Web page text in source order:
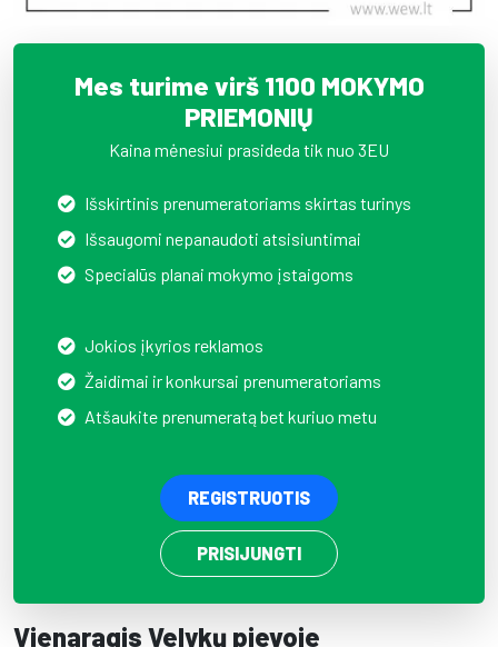
Mes turime virš 1100 MOKYMO
PRIEMONIŲ
Kaina mėnesiui prasideda tik nuo 3EU
Išskirtinis prenumeratoriams skirtas turinys
Išsaugomi nepanaudoti atsisiuntimai
Specialūs planai mokymo įstaigoms
Jokios įkyrios reklamos
Žaidimai ir konkursai prenumeratoriams
Atšaukite prenumeratą bet kuriuo metu
REGISTRUOTIS
PRISIJUNGTI
Vienaragis Velykų pievoje